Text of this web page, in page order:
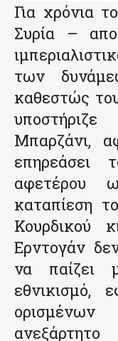
Για χρόνια
Συρία –
των
καθεστώς
Μπαρζάνι,
επηρεάσει
αφετέρου
καταπίεση
Κουρδικού
Ερντογάν
να παίζει
εθνικισμό,